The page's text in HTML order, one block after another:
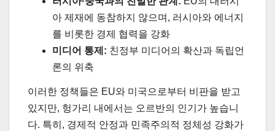
아 제재에 동참하지 않으며, 러시아와 에너지
를 비롯한 경제 협력을 강화
미디어 통제: 친정부 미디어의 확산과 독립언
론의 위축
이러한 정책들은 EU와 미국으로부터 비판을 받고
있지만, 헝가리 내에서는 오르반의 인기가 높습니
다. 특히, 경제적 안정과 민족주의적 정체성 강화가